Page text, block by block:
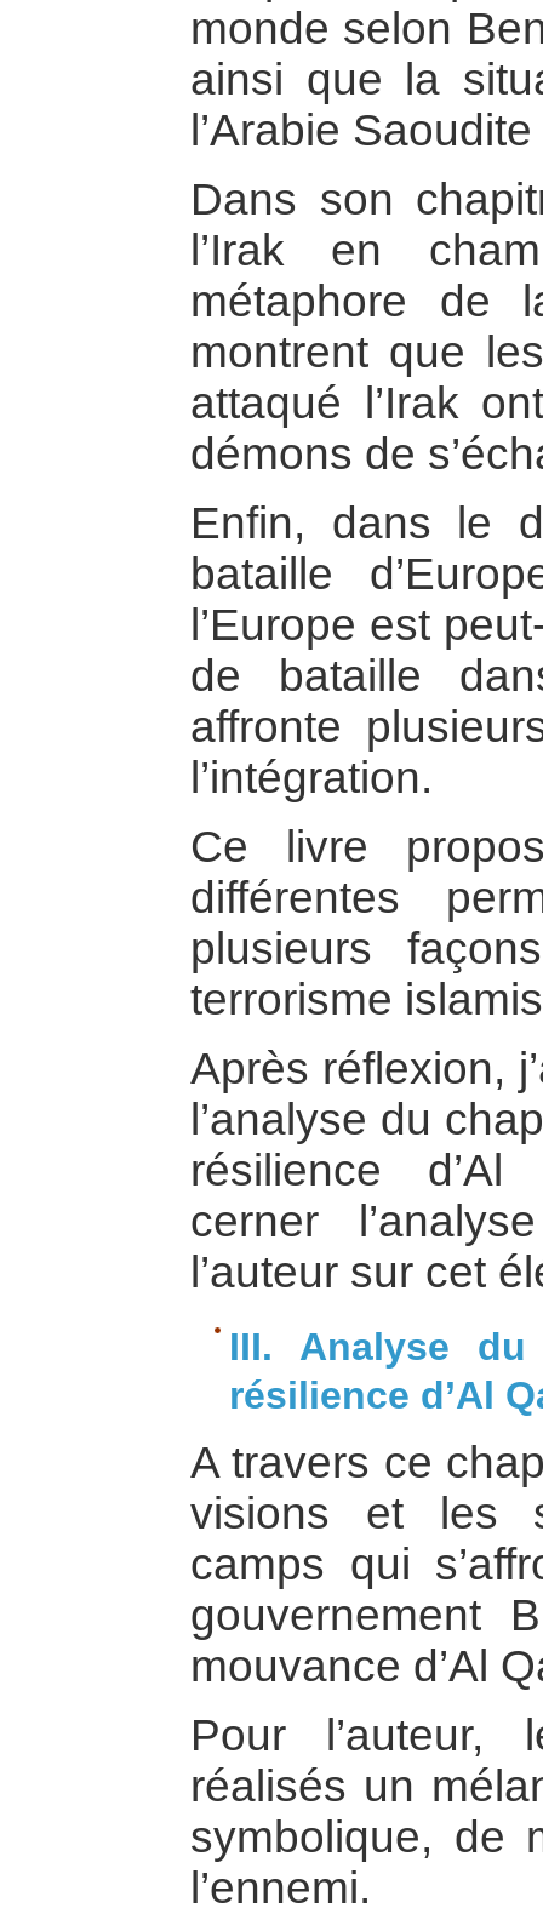
monde selon
ainsi que la
l’Arabie
Dans son
l’Irak en
métaphore de
montrent que
attaqué l’Irak
démons de
Enfin, dans le
bataille
l’Europe est
de bataille
affronte
l’intégration.
Ce livre
différentes
plusieurs
terrorisme
Après réflexion,
l’analyse du
résilience
cerner
l’auteur sur cet
III. Analyse
résilience d’Al
A travers ce
visions et les
camps qui
gouvernement
mouvance d’Al
Pour
réalisés un
symbolique, de
l’ennemi.